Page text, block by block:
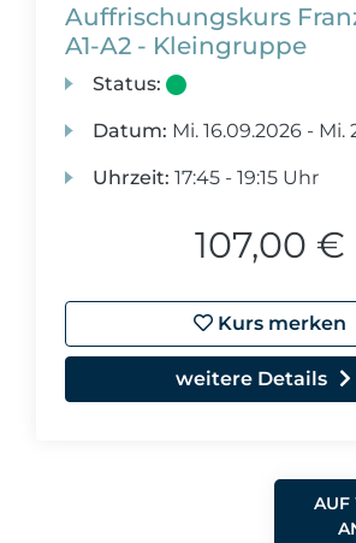
Auffrischungskurs
A1-A2 - Kleingruppe
Status:
Datum: Mi. 16.09.2026 - Mi.
Uhrzeit: 17:45 - 19:15 Uhr
107,00 €
Kurs merken
weitere Details
AUF